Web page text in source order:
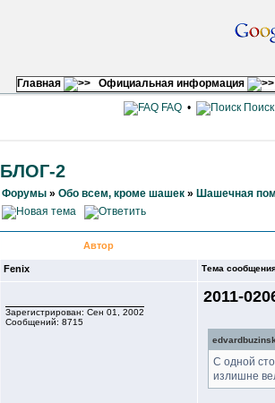
Главная
Официальная информация
FAQ• Поиск
БЛОГ-2
Форумы » Обо всем, кроме шашек » Шашечная
Автор
Fenix Тема
Зарегистрирован: Сен 01, 2002
Сообщений: 8715
2011-
С одной
излишне